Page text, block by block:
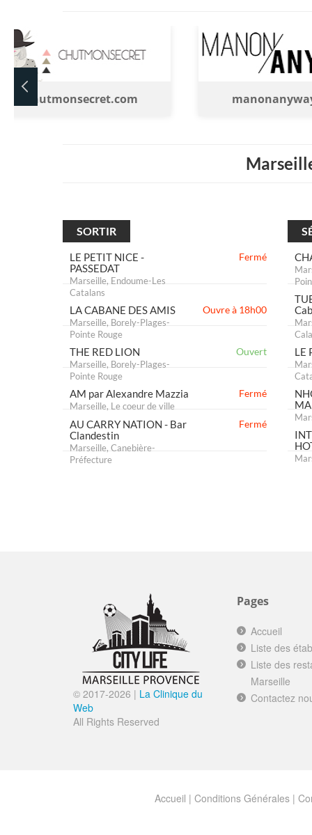
chutmonsecret.com
SORTIR
LE PETIT NICE -
PASSEDAT
Marseille, Endoume-Les
Catalans
LA CABANE DES AMIS
Marseille, Borely-Plages-
Pointe Rouge
THE RED LION
Marseille, Borely-Plages-
Ouvert
© 2017-2026 | La Clinique du
Web
All Rights Reserved
Pages
Accueil
Liste des
Liste des
Marseille
Contactez
Accueil | Conditions Générales|